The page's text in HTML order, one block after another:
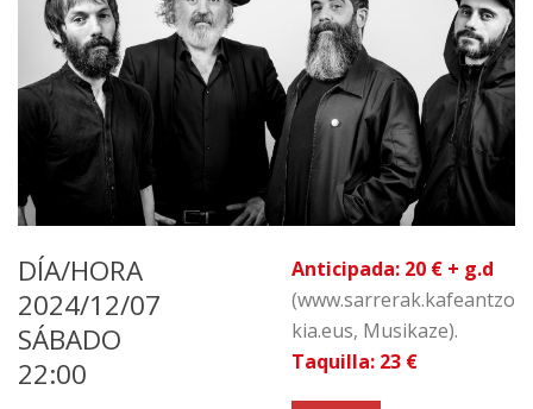
DÍA/HORA
2024/12/07
SÁBADO
22:00
Anticipada: 20 € + g.d
(www.sarrerak.kafeantzo
kia.eus, Musikaze).
Taquilla: 23 €